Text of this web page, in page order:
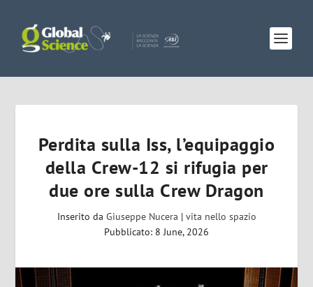
Perdita sulla Iss, l’equipaggio
della Crew-12 si rifugia per
due ore sulla Crew Dragon
Inserito da Giuseppe Nucera | vita nello spazio
Pubblicato: 8 June, 2026